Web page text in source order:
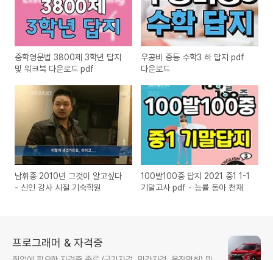
중학영문법 3800제 3학년 답지
및 워크북 다운로드 pdf
우공비 중등 수학3 하 답지 pdf
다운로드
남휘종 2010년 그것이 알고싶다
- 신인 강사 시절 기숙학원
100발100중 답지 2021 중1 1-1
기말고사 pdf - 능률 동아 천재
프로그래머 & 자격증